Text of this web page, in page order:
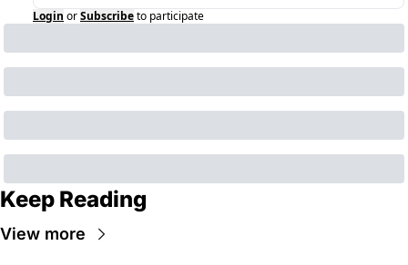
Login orSubscribeto participate
Keep Reading
View more